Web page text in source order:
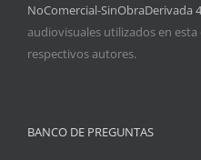
NoComercial-SinObraDerivada
audiovisuales utilizados en
respectivos autores.
BANCO DE PREGUNTAS